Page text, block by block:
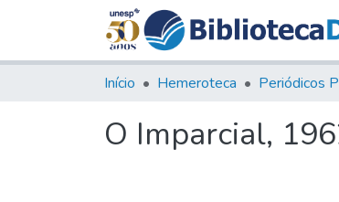
Início Hemeroteca Periódicos
O Imparcial,